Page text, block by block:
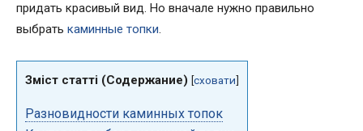
придать красивый вид. Но вначале нужно правильно
выбрать каминные топки.
Зміст статті (Содержание) [сховати]
Разновидности каминных топок